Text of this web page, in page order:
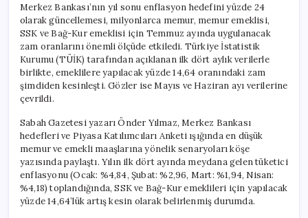
Rakamlar:
Hesaplamalar
Yenilendi
için
Merkez Bankası’nın yıl sonu enflasyon hedefini yüzde 24
olarak güncellemesi, milyonlarca memur, memur emeklisi,
SSK ve Bağ-Kur emeklisi için Temmuz ayında uygulanacak
zam oranlarını önemli ölçüde etkiledi. Türkiye İstatistik
Kurumu (TÜİK) tarafından açıklanan ilk dört aylık verilerle
birlikte, emeklilere yapılacak yüzde 14,64 oranındaki zam
şimdiden kesinleşti. Gözler ise Mayıs ve Haziran ayı verilerine
çevrildi.
Sabah Gazetesi yazarı Önder Yılmaz, Merkez Bankası
hedefleri ve Piyasa Katılımcıları Anketi ışığında en düşük
memur ve emekli maaşlarına yönelik senaryoları köşe
yazısında paylaştı. Yılın ilk dört ayında meydana gelen tüketici
enflasyonu (Ocak: %4,84, Şubat: %2,96, Mart: %1,94, Nisan:
%4,18) toplandığında, SSK ve Bağ-Kur emeklileri için yapılacak
yüzde 14,64’lük artış kesin olarak belirlenmiş durumda.